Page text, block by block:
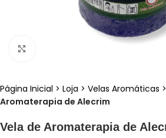
Página Inicial > Loja > Velas Aromáticas >
Aromaterapia de Alecrim
Vela de Aromaterapia de